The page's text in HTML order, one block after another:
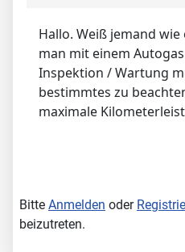
Hallo. Weiß jemand
man mit einem
Inspektion / Wartung
bestimmtes zu
maximale
Bitte Anmelden oder
beizutreten.